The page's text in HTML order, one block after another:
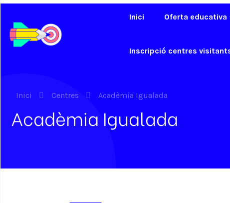
Inici Oferta educativa
Inscripció centres
Inici Centres Acadèmia Igualada
Acadèmia Igualada